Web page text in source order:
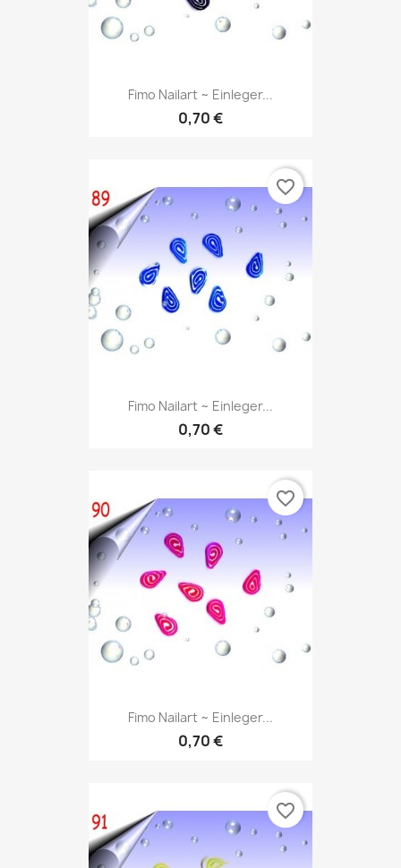
Fimo Nailart ~ Einleger...
0,70 €
Fimo Nailart ~ Einleger...
0,70 €
favorite_border
Fimo Nailart ~ Einleger...
0,70 €
favorite_border
favorite_border